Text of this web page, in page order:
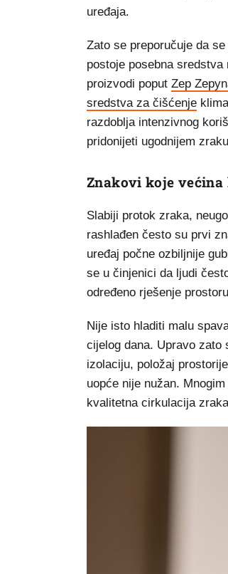
uređaja.
Zato se preporučuje da
postoje posebna
proizvodi poput Zep
sredstva za čišćenje
razdoblja intenzivnog
pridonijeti ugodnijem
Znakovi koje
Slabiji protok zraka,
rashlađen često su prvi
uređaj počne ozbiljnije
se u činjenici da ljudi
određeno rješenje
Nije isto hladiti malu
cijelog dana. Upravo zato
izolaciju, položaj
uopće nije nužan.
kvalitetna cirkulacija